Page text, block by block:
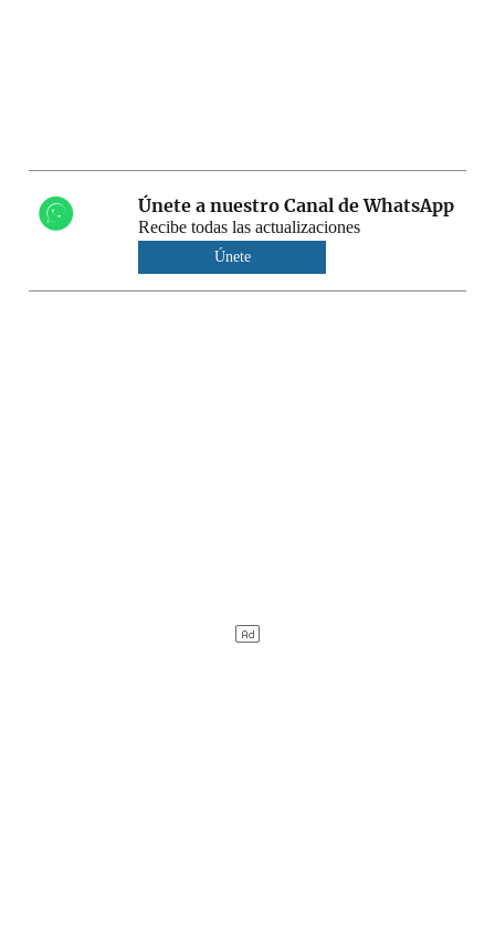
Únete a nuestro Canal de WhatsApp
Recibe todas las actualizaciones
Únete